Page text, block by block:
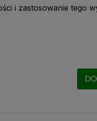
i zastosowanie tego